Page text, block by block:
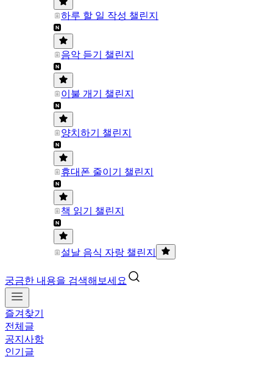
하루 할 일 작성 챌린지
음악 듣기 챌린지
이불 개기 챌린지
양치하기 챌린지
휴대폰 줄이기 챌린지
책 읽기 챌린지
설날 음식 자랑 챌린지
궁금한 내용을 검색해보세요
즐겨찾기
전체글
공지사항
인기글